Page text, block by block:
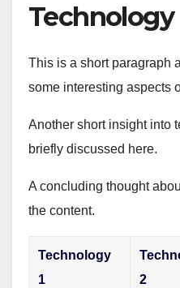
This is a short paragraph
some interesting aspects
Another short insight into
briefly discussed here.
A concluding thought
the content.
Technology
1
2